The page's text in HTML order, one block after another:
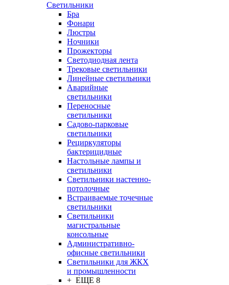
Светильники
Бра
Фонари
Люстры
Ночники
Прожекторы
Светодиодная лента
Трековые светильники
Линейные светильники
Аварийные
светильники
Переносные
светильники
Садово-парковые
светильники
Рециркуляторы
бактерицидные
Настольные лампы и
светильники
Светильники настенно-
потолочные
Встраиваемые точечные
светильники
Светильники
магистральные
консольные
Административно-
офисные светильники
Светильники для ЖКХ
и промышленности
+ ЕЩЕ 8